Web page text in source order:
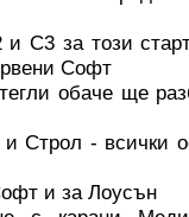
C3 за този
Софт
обаче ще
Строл - всички
и за Лоусън